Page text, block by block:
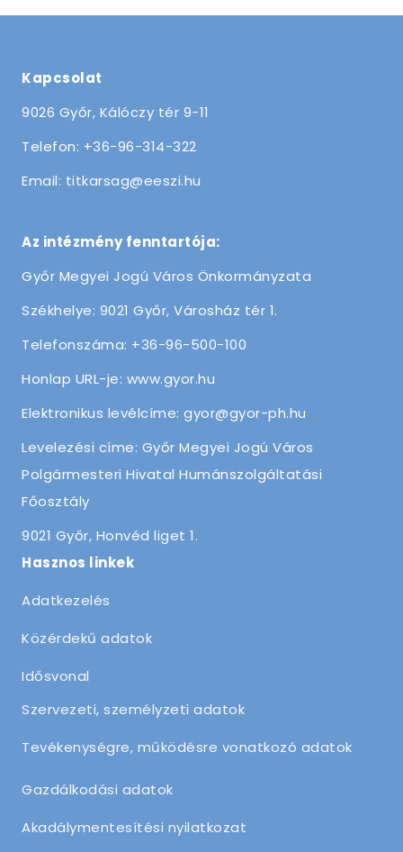
Kapcsolat
9026 Győr, Kálóczy tér 9-11
Telefon: +36-96-314-322
Email: titkarsag@eeszi.hu
Az intézmény fenntartója:
Győr Megyei Jogú Város Önkormányzata
Székhelye: 9021 Győr, Városház tér 1.
Telefonszáma: +36-96-500-100
Honlap URL-je: www.gyor.hu
Elektronikus levélcíme: gyor@gyor-ph.hu
Levelezési címe: Győr Megyei Jogú Város
Polgármesteri Hivatal Humánszolgáltatási
Főosztály
9021 Győr, Honvéd liget 1.
Hasznos linkek
Adatkezelés
Közérdekű adatok
Idősvonal
Szervezeti, személyzeti adatok
Tevékenységre, működésre vonatkozó adatok
Gazdálkodási adatok
Akadálymentesítési nyilatkozat